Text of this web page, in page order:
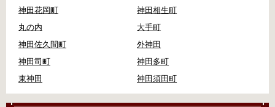
神田花岡町
神田相生町
丸の内
大手町
神田佐久間町
外神田
神田司町
神田多町
東神田
神田須田町